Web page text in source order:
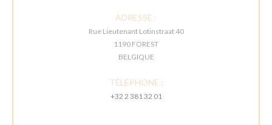
ADRESSE :
Rue Lieutenant Lotinstraat 40
1190 FOREST
BELGIQUE
TÉLÉPHONE :
+32 2 381 32 01